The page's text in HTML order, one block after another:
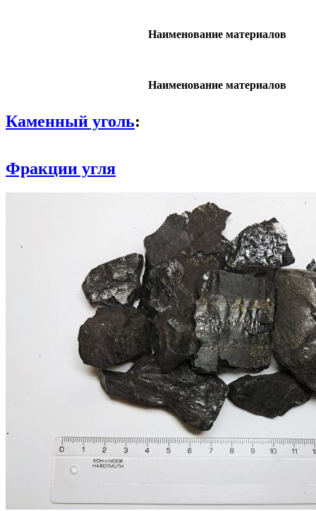
Наименование материалов
Наименование материалов
Каменный уголь:
Фракции угля